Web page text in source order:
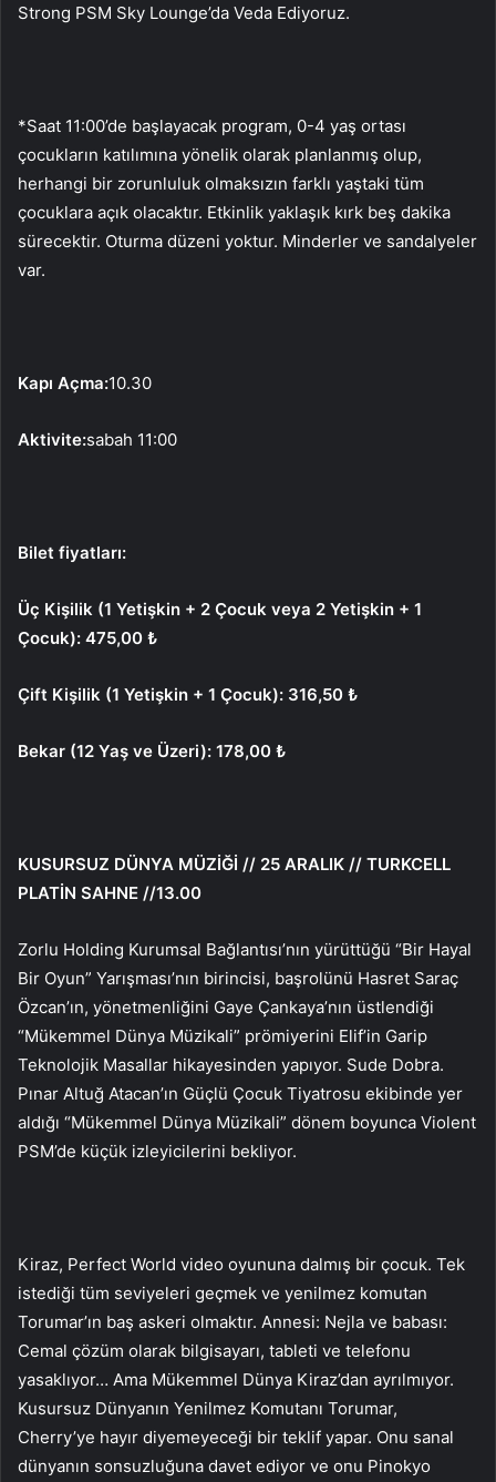
Strong PSM Sky Lounge’da Veda Ediyoruz.
*Saat 11:00’de başlayacak program, 0-4 yaş ortası
çocukların katılımına yönelik olarak planlanmış olup,
herhangi bir zorunluluk olmaksızın farklı yaştaki tüm
çocuklara açık olacaktır. Etkinlik yaklaşık kırk beş dakika
sürecektir. Oturma düzeni yoktur. Minderler ve sandalyeler
var.
Kapı Açma:10.30
Aktivite:sabah 11:00
Bilet fiyatları:
Üç Kişilik (1 Yetişkin + 2 Çocuk veya 2 Yetişkin + 1
Çocuk): 475,00 ₺
Çift Kişilik (1 Yetişkin + 1 Çocuk): 316,50 ₺
Bekar (12 Yaş ve Üzeri): 178,00 ₺
KUSURSUZ DÜNYA MÜZİĞİ // 25 ARALIK // TURKCELL
PLATİN SAHNE //13.00
Zorlu Holding Kurumsal Bağlantısı’nın yürüttüğü “Bir Hayal
Bir Oyun” Yarışması’nın birincisi, başrolünü Hasret Saraç
Özcan’ın, yönetmenliğini Gaye Çankaya’nın üstlendiği
“Mükemmel Dünya Müzikali” prömiyerini Elif’in Garip
Teknolojik Masallar hikayesinden yapıyor. Sude Dobra.
Pınar Altuğ Atacan’ın Güçlü Çocuk Tiyatrosu ekibinde yer
aldığı “Mükemmel Dünya Müzikali” dönem boyunca Violent
PSM’de küçük izleyicilerini bekliyor.
Kiraz, Perfect World video oyununa dalmış bir çocuk. Tek
istediği tüm seviyeleri geçmek ve yenilmez komutan
Torumar’ın baş askeri olmaktır. Annesi: Nejla ve babası:
Cemal çözüm olarak bilgisayarı, tableti ve telefonu
yasaklıyor… Ama Mükemmel Dünya Kiraz’dan ayrılmıyor.
Kusursuz Dünyanın Yenilmez Komutanı Torumar,
Cherry’ye hayır diyemeyeceği bir teklif yapar. Onu sanal
dünyanın sonsuzluğuna davet ediyor ve onu Pinokyo